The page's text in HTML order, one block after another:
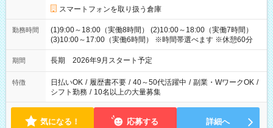
スマートフォンを取り扱う倉庫
勤務時間
(1)9:00～18:00（実働8時間） (2)10:00～18:00（実働7時間）
(3)10:00～17:00（実働6時間） ※時間帯選べます ※休憩60分
期間 長期 2026年9月スタート予定
特徴 日払いOK / 履歴書不要 / 40～50代活躍中 / 副業・WワークOK /
シフト勤務 / 10名以上の大量募集
気になる！ 応募する 詳細へ